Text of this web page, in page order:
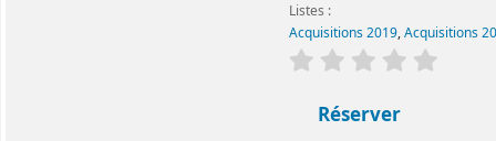
Listes :
Acquisitions 2019,Acquisitions
évaluation
Réserver